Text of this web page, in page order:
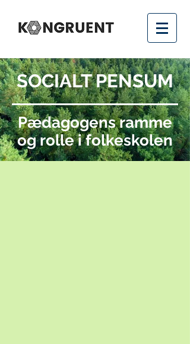
SOCIALT PENSUM
Pædagogens ramme
og rolle i folkeskolen